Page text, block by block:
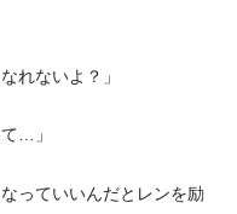
れないよ？」
…」
っていいんだとレンを励